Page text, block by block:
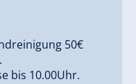
so angenehm wie
Ruhe findet.
eine wohlverdiente
50€
bis 10.00Uhr.